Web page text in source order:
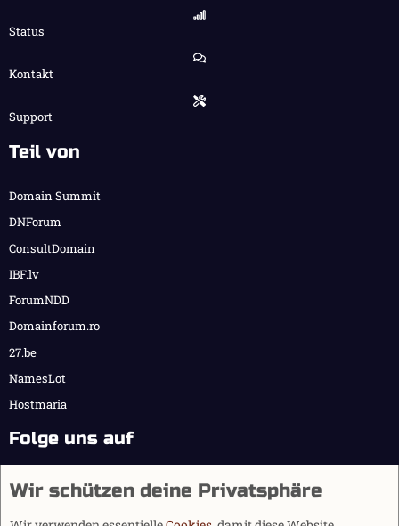
Status
Kontakt
Support
Teil von
Domain Summit
DNForum
ConsultDomain
IBF.lv
ForumNDD
Domainforum.ro
27.be
NamesLot
Hostmaria
Folge uns auf
Wir schützen deine Privatsphäre